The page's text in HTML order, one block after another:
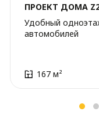
ПРОЕКТ ДОМА
Удобный
автомобилей
167 м²